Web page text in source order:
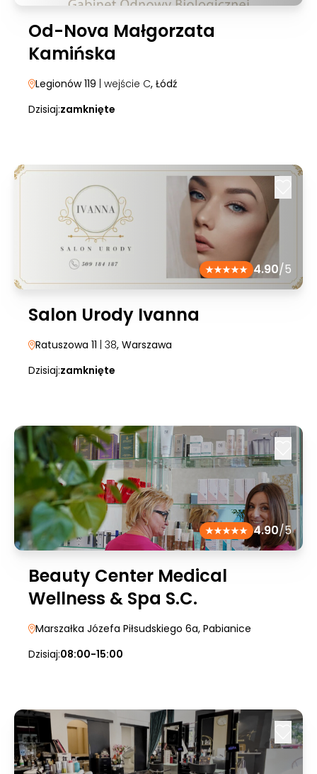
Od-Nova Małgorzata
Kamińska
Legionów 119 | wejście C, Łódź
Dzisiaj:zamknięte
4.90/5
Salon Urody Ivanna
Ratuszowa 11 | 38, Warszawa
Dzisiaj:zamknięte
4.90/5
Beauty Center Medical
Wellness & Spa S.C.
Marszałka Józefa Piłsudskiego 6a, Pabianice
Dzisiaj:08:00-15:00